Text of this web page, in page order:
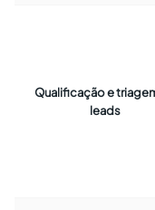
Qualificação e
leads